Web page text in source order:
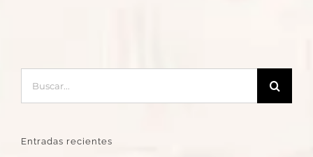
Entradas recientes